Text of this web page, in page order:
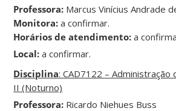
Professora: Marcus Vinícius Andrade
Monitora:a confirmar.
Horários de atendimento:a
Local: a confirmar.
Disciplina: CAD7122 – Administração
II (Noturno)
Professora: Ricardo Niehues Buss